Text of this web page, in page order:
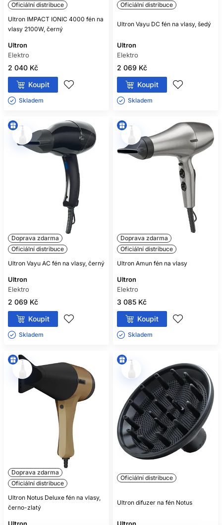
Oficiální distribuce
Ultron IMPACT IONIC 4000 fén na
vlasy 2100W, černý
Ultron
Elektro
2 040 Kč
Koupit
Skladem ㅤ
Oficiální distribuce
Ultron Vayu DC fén na vlasy, šedý
Ultron
Elektro
2 069 Kč
Koupit
Skladem ㅤ
Doprava zdarma
Oficiální distribuce
Ultron Vayu AC fén na vlasy, černý
Ultron
Elektro
2 069 Kč
Koupit
Skladem ㅤ
Doprava zdarma
Oficiální distribuce
Ultron Amun fén na vlasy
Ultron
Elektro
3 085 Kč
Koupit
Skladem ㅤ
Doprava zdarma
Oficiální distribuce
Ultron Notus Deluxe fén na vlasy,
černo-zlatý
Oficiální distribuce
Ultron difuzer na fén Notus